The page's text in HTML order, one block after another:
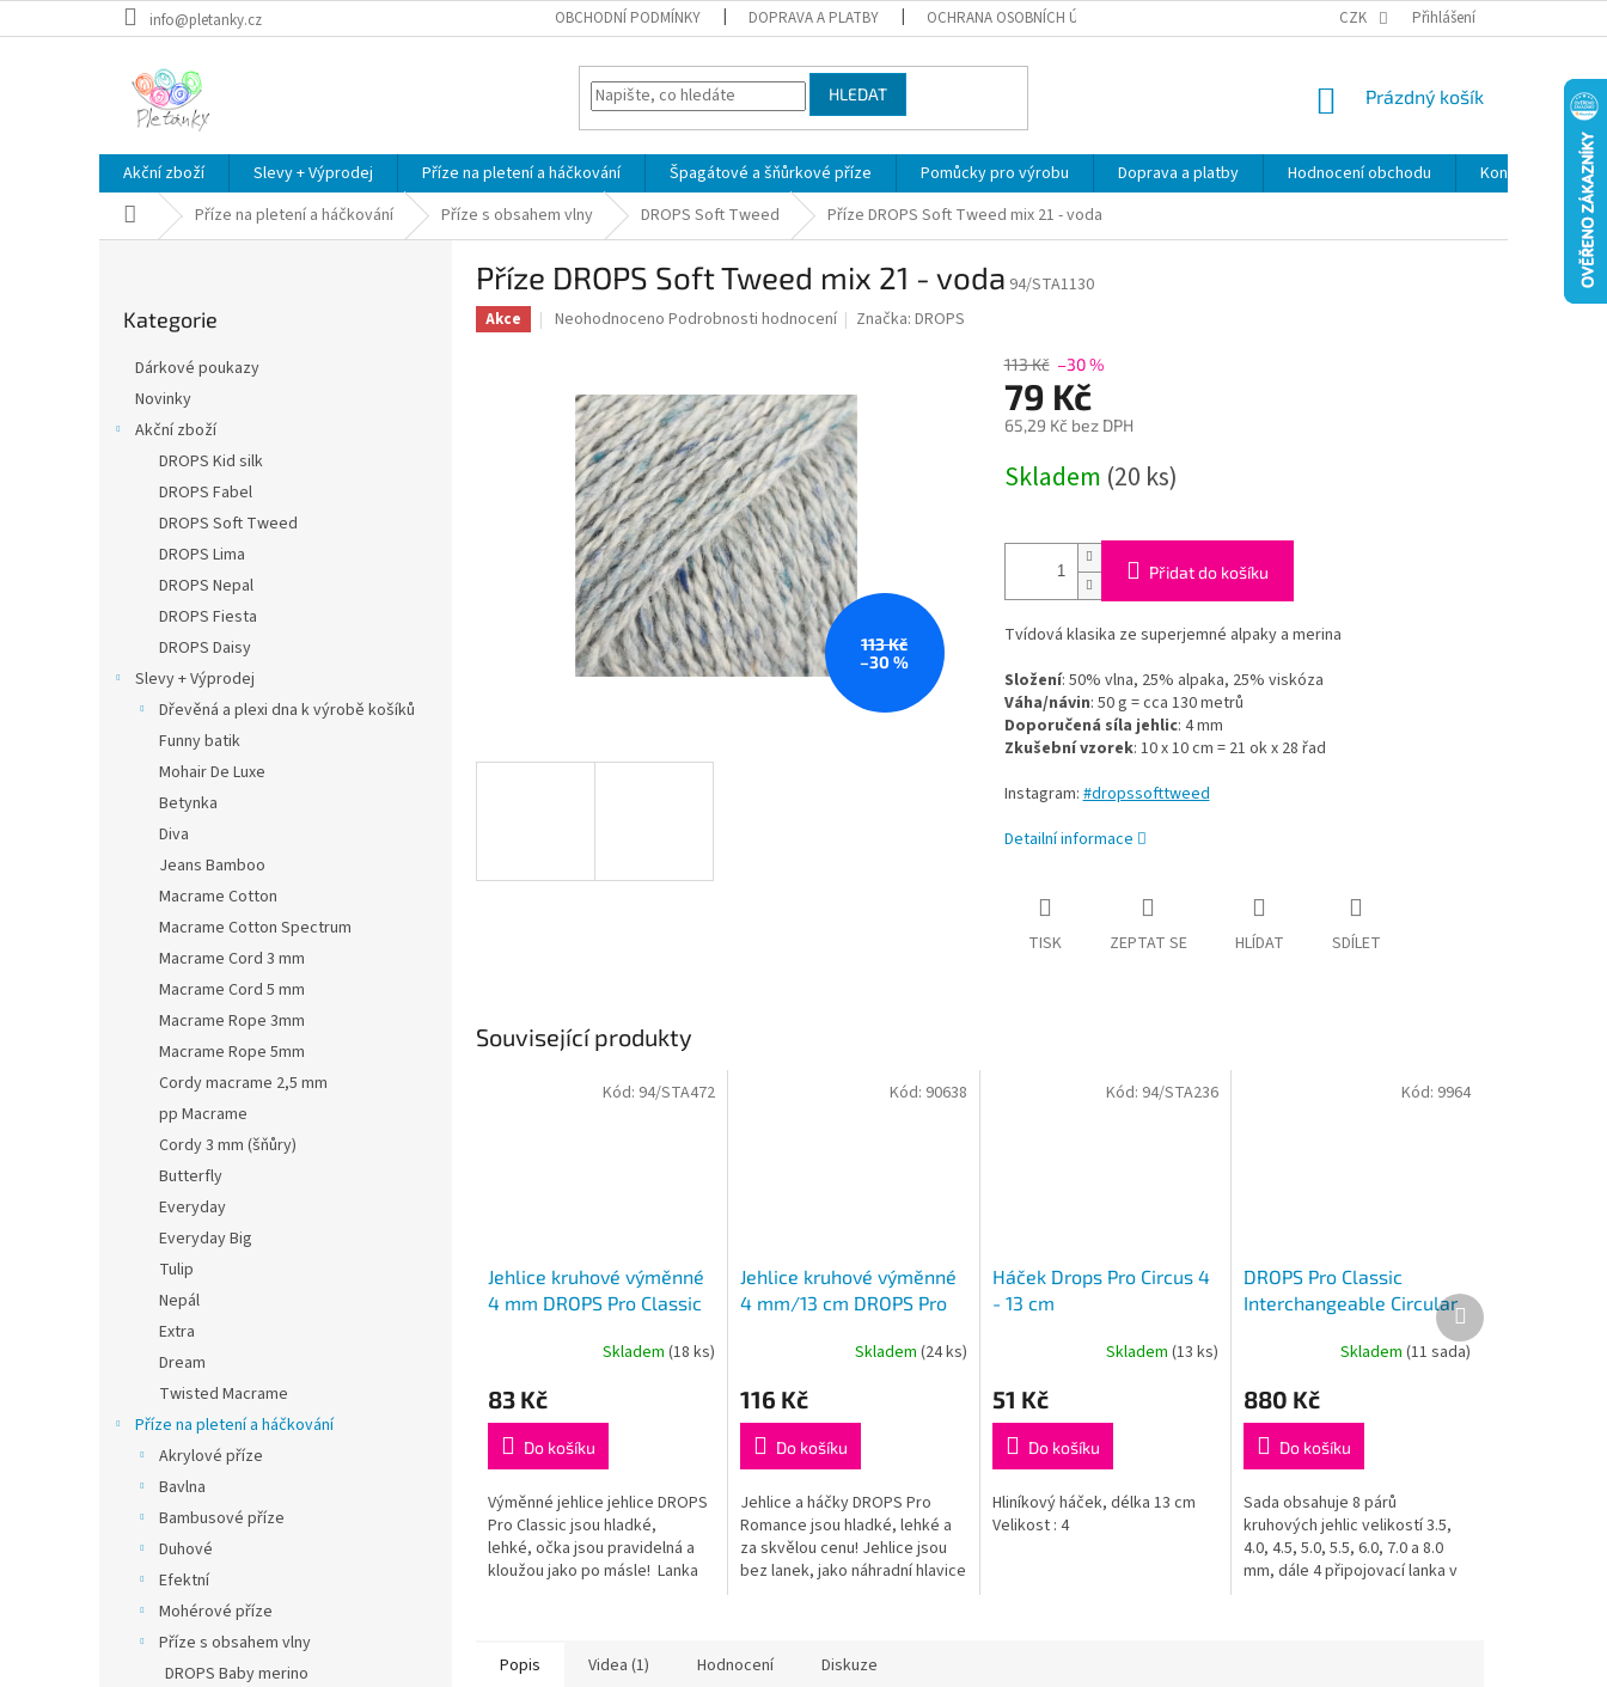
na
info@pletanky.cz OBCHODNÍ PODMÍNKY DOPRAVA A PLATBY OCHRANA OSOBNÍCH ÚDAJŮ CZK Přihlášení
HLEDAT
NÁKUPNÍ
Prázdný košík
Akční zboží Slevy + Výprodej Příze na pletení a háčkování Špagátové a šňůrkové příze Pomůcky pro výrobu Doprava a platby Hodnocení obchodu Kontakty
Domů Příze na pletení a háčkování Příze s obsahem vlny DROPS Soft Tweed Příze DROPS Soft Tweed mix 21 - voda
kategorie
Kategorie
Dárkové poukazy
Novinky
Akční zboží
DROPS Kid silk
DROPS Fabel
DROPS Soft Tweed
DROPS Lima
DROPS Nepal
DROPS Fiesta
DROPS Daisy
Slevy + Výprodej
Dřevěná a plexi dna k výrobě košíků
Funny batik
Mohair De Luxe
Betynka
Diva
Jeans Bamboo
Macrame Cotton
Macrame Cotton Spectrum
Macrame Cord 3 mm
Macrame Cord 5 mm
Macrame Rope 3mm
Macrame Rope 5mm
Cordy macrame 2,5 mm
pp Macrame
Cordy 3 mm (šňůry)
Butterfly
Everyday
Everyday Big
Tulip
Nepál
Extra
Dream
Twisted Macrame
Příze na pletení a háčkování
Akrylové příze
Bavlna
Bambusové příze
Duhové
Efektní
Mohérové příze
Příze s obsahem vlny
DROPS Baby merino
Příze DROPS Soft Tweed mix 21 - voda 94/STA1130
Akce
Průměrné
hvězdiček.
Neohodnoceno Podrobnosti hodnocení Značka:DROPS
113 Kč
–30 %
113 Kč –30 %
79 Kč
65,29 Kč bez DPH
cena:
Skladem (20 ks)
Přidat do košíku
Tvídová klasika ze superjemné alpaky a merina
Složení: 50% vlna, 25% alpaka, 25% viskóza
Váha/návin: 50 g = cca 130 metrů
Doporučená síla jehlic: 4 mm
Zkušební vzorek: 10 x 10 cm = 21 ok x 28 řad
Instagram:#dropssofttweed
Detailní informace
TISK ZEPTAT SE HLÍDAT SDÍLET
Související produkty
Jehlice kruhové výměnné
4 mm DROPS Pro Classic
produktu
je
5,0
z
5
hvězdiček.
Skladem (18 ks)
83 Kč
Do košíku
Výměnné jehlice jehlice DROPS
Pro Classic jsou hladké,
lehké, očka jsou pravidelná a
kloužou jako po másle! Lanka
Kód: 94/STA472
Jehlice kruhové výměnné
4 mm/13 cm DROPS Pro
produktu
je
5,0
z
5
hvězdiček.
Skladem (24 ks)
116 Kč
Do košíku
Jehlice a háčky DROPS Pro
Romance jsou hladké, lehké a
za skvělou cenu! Jehlice jsou
bez lanek, jako náhradní hlavice
Kód: 90638
Háček Drops Pro Circus 4
- 13 cm
Skladem(13 ks)
51 Kč
Do košíku
Hliníkový háček, délka 13 cm
Velikost : 4
Kód: 94/STA236
DROPS Pro Classic
Interchangeable Circular
produktu
je
5,0
z
5
hvězdiček.
Skladem(11 sada)
880 Kč
Do košíku
Sada obsahuje 8 párů
kruhových jehlic velikostí 3.5,
4.0, 4.5, 5.0, 5.5, 6.0, 7.0 a 8.0
mm, dále 4 připojovací lanka v
Kód: 9964
Další
produkt
Popis Videa (1) Hodnocení Diskuze